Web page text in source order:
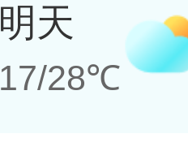
明天
17/28℃